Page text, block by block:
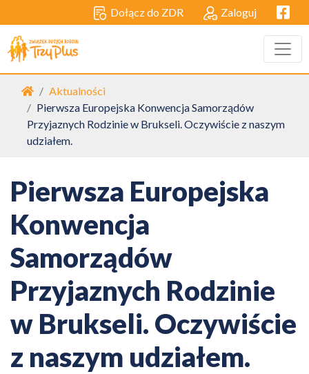
Dołącz do ZDR Zaloguj
Strona główna
Aktualności
Pierwsza Europejska Konwencja Samorządów
Przyjaznych Rodzinie w Brukseli. Oczywiście z naszym
udziałem.
Pierwsza Europejska
Konwencja
Samorządów
Przyjaznych Rodzinie
w Brukseli. Oczywiście
z naszym udziałem.